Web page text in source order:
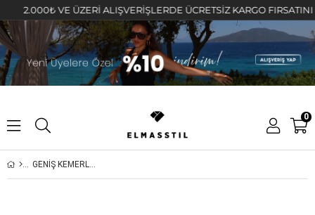
2.000₺ VE ÜZERİ ALIŞVERİŞLERDE ÜCRETSİZ KARGO FIRSATINI
0
GENİŞ KEMERLİ ÇİMALI BOL PAÇA EŞOFMAN ALTI/3076